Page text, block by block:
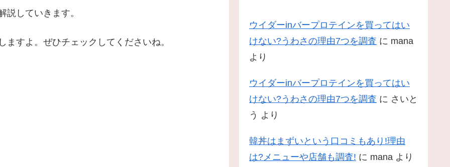
説していきます。
すよ。ぜひチェックしてくださいね。
ウイダーinバープロテインを買ってはい
けない?うわさの理由7つを調査 に mana
より
ウイダーinバープロテインを買ってはい
けない?うわさの理由7つを調査 に さいと
う より
韓丼はまずいという口コミもあり!理由
は?メニューや店舗も調査! に mana より